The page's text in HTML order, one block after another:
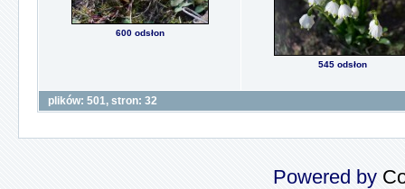
600 odsłon
545 odsłon
plików: 501, stron: 32
Powered by